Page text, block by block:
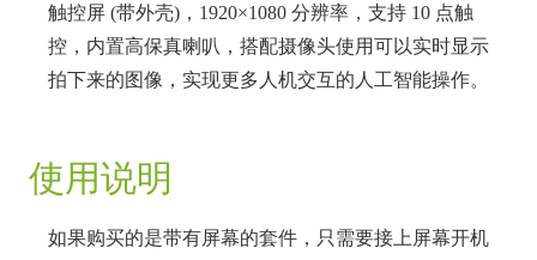
触控屏 (带外壳)，1920×1080 分辨率，支持 10 点触
控，内置高保真喇叭，搭配摄像头使用可以实时显示
拍下来的图像，实现更多人机交互的人工智能操作。
使用说明
如果购买的是带有屏幕的套件，只需要接上屏幕开机